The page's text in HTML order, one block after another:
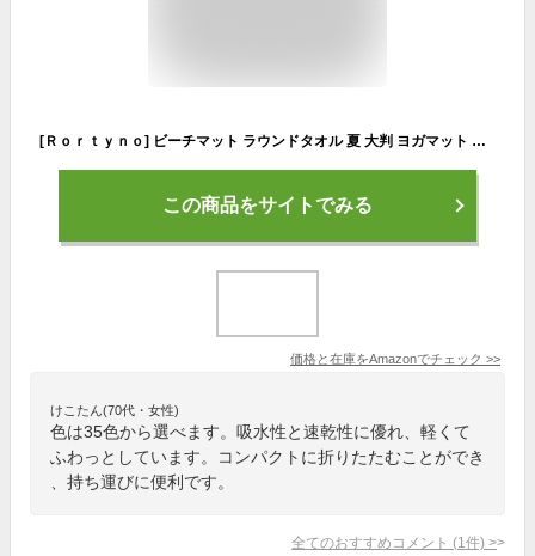
[Ｒｏｒｔｙｎｏ] ビーチマット ラウンドタオル 夏 大判 ヨガマット おしゃれ 砂 厚手 超吸水 多用途 インテリア 150x150cm カラー30
この商品をサイトでみる
価格と在庫をAmazonでチェック >>
けこたん(70代・女性)
色は35色から選べます。吸水性と速乾性に優れ、軽くて
ふわっとしています。コンパクトに折りたたむことができ
、持ち運びに便利です。
全てのおすすめコメント (1 件) >